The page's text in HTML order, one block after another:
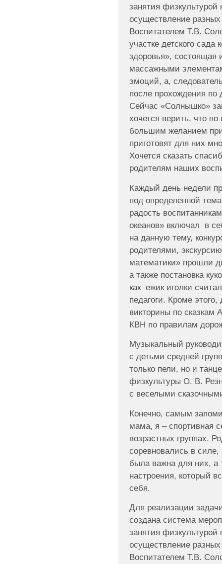
занятия
осуществление
Воспитателем Т.В.
участке детского
здоровья», состоящая
массажными
эмоций, а,
после прохождения по
Сейчас «Солнышко»
хочется верить, что
большим желанием
приготовят для них
Хочется сказать
родителям наших
Каждый день недели
под определенной
радость
океанов» включал в
на данную тему,
родителями,
математики» прошли
а также постановка
как ежик иголки
педагоги. Кроме
викторины по сказкам
КВН по правилам
Музыкальный
с детьми средней
только пели, но и
физкультуры О. В.
с веселыми
Конечно, самым
мама, я – спортивная
возрастных группах.
соревновались в
была важна для них, а
настроения, который
себя.
Для реализации
создана система
занятия
осуществление
Воспитателем Т.В.